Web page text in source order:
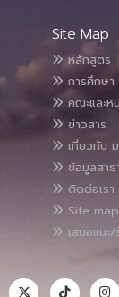
Site Map
หลักสูตร
การศึกษา
คณะและห
ข่าวสาร
เกี่ยวกับ
ข้อมูลสาธ
ติดต่อเรา
Site map
เสนอแนะ